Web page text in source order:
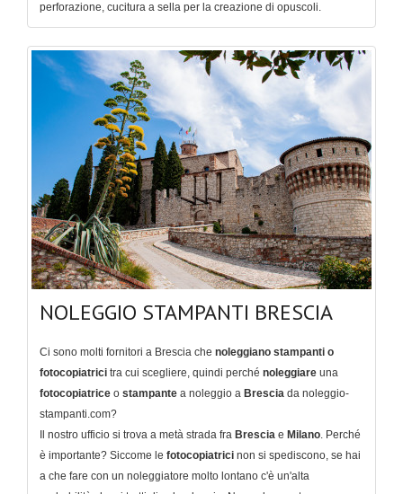
perforazione, cucitura a sella per la creazione di opuscoli.
NOLEGGIO STAMPANTI BRESCIA
Ci sono molti fornitori a Brescia che noleggiano stampanti o
fotocopiatrici tra cui scegliere, quindi perché noleggiare una
fotocopiatrice o stampante a noleggio a Brescia da noleggio-
stampanti.com?
Il nostro ufficio si trova a metà strada fra Brescia e Milano. Perché
è importante? Siccome le fotocopiatrici non si spediscono, se hai
a che fare con un noleggiatore molto lontano c'è un'alta